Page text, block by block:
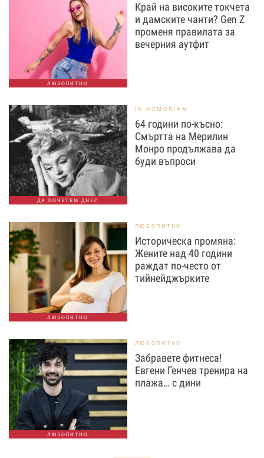
ЛЮБОПИТНО
Край на високите токчета
и дамските чанти? Gen Z
променя правилата за
вечерния аутфит
ДА ПОЧЕТЕМ ДНЕС
IN MEMORIAM
64 години по-късно:
Смъртта на Мерилин
Монро продължава да
буди въпроси
ЛЮБОПИТНО
ЛЮБОПИТНО
Историческа промяна:
Жените над 40 години
раждат по-често от
тийнейджърките
ЛЮБОПИТНО
ЛЮБОПИТНО
Забравете фитнеса!
Евгени Генчев тренира на
плажа… с дини